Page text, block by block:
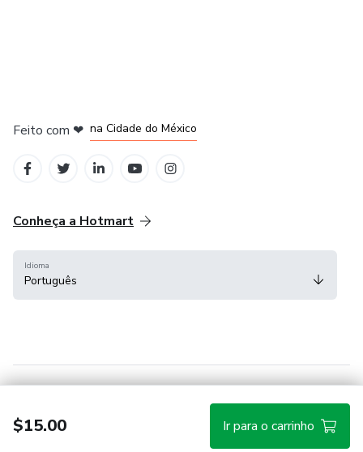
$15.00 Ir para o carrinho
Feito com ❤ na Cidade do México
Conheça a Hotmart
Idioma
Português
Hotmart — 2011-2026 © Todos os direitos reservados.